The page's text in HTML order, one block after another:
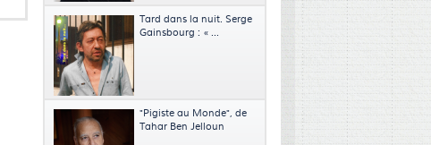
Tard dans la nuit. Serge
Gainsbourg : « ...
"Pigiste au Monde", de
Tahar Ben Jelloun